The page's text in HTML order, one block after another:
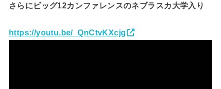
さらにビッグ12カンファレンスのネブラスカ大学入り
https://youtu.be/_QnCtvKXcjg